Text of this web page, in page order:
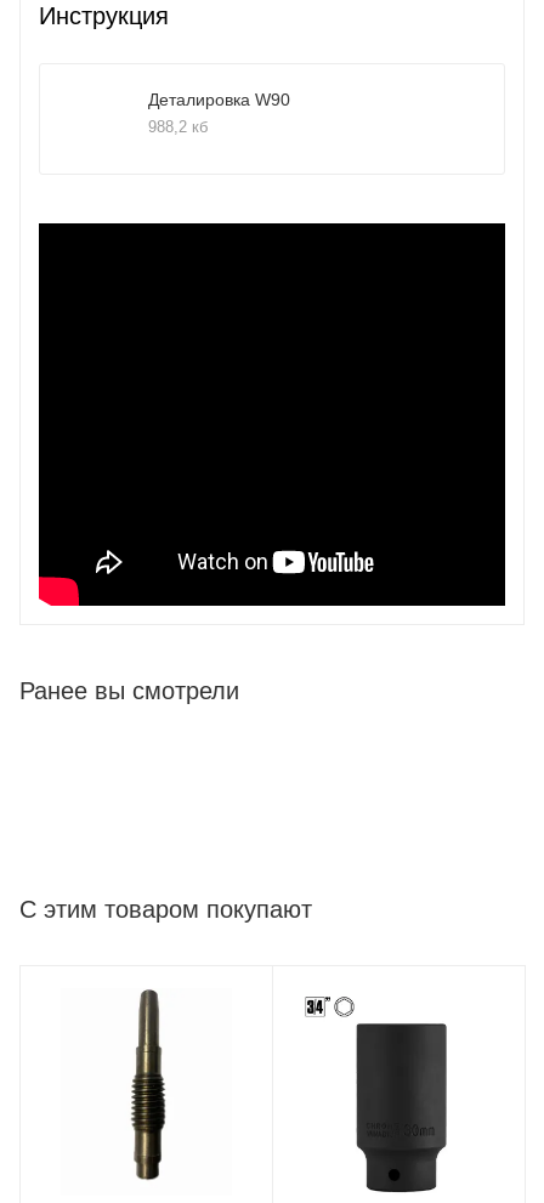
Благодаря заводским параметрам на станке можно
Балансировочный станок ShiningBerg W90
комплектуется:
-калибровочный груз
Вес и размеры в упаковке:
Место 1 (ДхШхВ): 990*760*1150 мм
Гарантия 1 год.
Напряжение питания
Производитель
ShiningBerg
Режим работы
Инструкция
Деталировка W90
988,2 кб
Ранее вы смотрели
С этим товаром покупают